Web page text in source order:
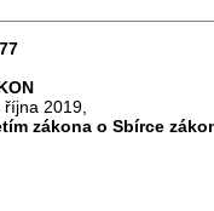
2019,
zákona o Sbírce